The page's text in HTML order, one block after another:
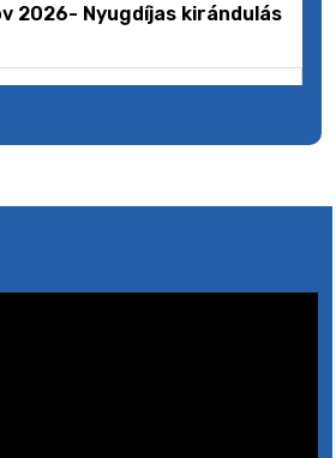
2026- Nyugdíjas kirándulás